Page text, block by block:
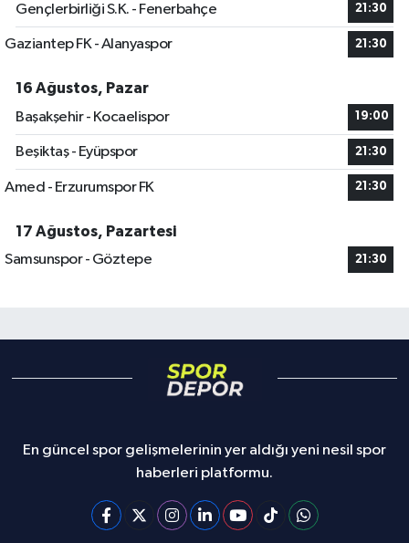
Gençlerbirliği S.K. - Fenerbahçe 21:30
Gaziantep FK - Alanyaspor 21:30
16 Ağustos, Pazar
Başakşehir - Kocaelispor
19:00
Beşiktaş - Eyüpspor 21:30
Amed - Erzurumspor FK 21:30
17 Ağustos, Pazartesi
Samsunspor - Göztepe
21:30
En güncel spor gelişmelerinin yer aldığı yeni nesil spor
haberleri platformu.